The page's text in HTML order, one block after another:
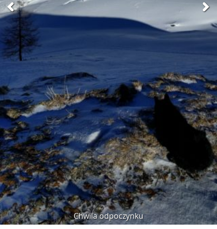
Chwila odpoczynku